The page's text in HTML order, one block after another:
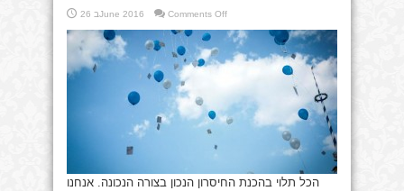
26 בJune 2016 Comments Offon
הבא
הכל תלוי בהכנת החיסרון הנכון בצורה הנכונה. אנחנו